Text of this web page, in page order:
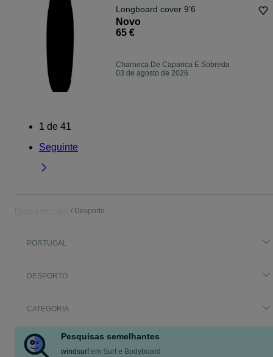
Longboard cover 9’6
Novo
65 €
Charneca De Caparica E Sobreda
03 de agosto de 2026
1 de 41
Seguinte
Desporto
PORTUGAL
DESPORTO
CATEGORIA
Pesquisas semelhantes
windsurf em Surf e Bodyboard